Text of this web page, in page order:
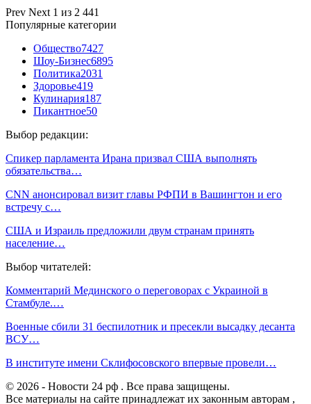
Prev Next 1 из 2 441
Популярные категории
Общество7427
Шоу-Бизнес6895
Политика2031
Здоровье419
Кулинария187
Пикантное50
Выбор редакции:
Спикер парламента Ирана призвал США выполнять
обязательства…
CNN анонсировал визит главы РФПИ в Вашингтон и его
встречу с…
США и Израиль предложили двум странам принять
население…
Выбор читателей:
Комментарий Мединского о переговорах с Украиной в
Стамбуле.…
Военные сбили 31 беспилотник и пресекли высадку десанта
ВСУ…
В институте имени Склифосовского впервые провели…
© 2026 - Новости 24 рф . Все права защищены.
Все материалы на сайте принадлежат их законным авторам ,